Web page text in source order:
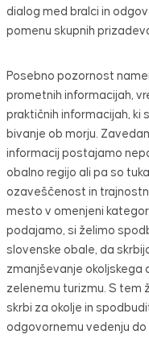
dialog med bralci in
pomenu skupnih
Posebno pozornost
prometnih informacijah,
praktičnih informacijah, ki
bivanje ob morju.
informacij postajamo
obalno regijo ali pa so
ozaveščenost in
mesto v omenjeni
podajamo, si želimo
slovenske obale, da
zmanjševanje okoljskega
zelenemu turizmu. S tem
skrbi za okolje in
odgovornemu vedenju do